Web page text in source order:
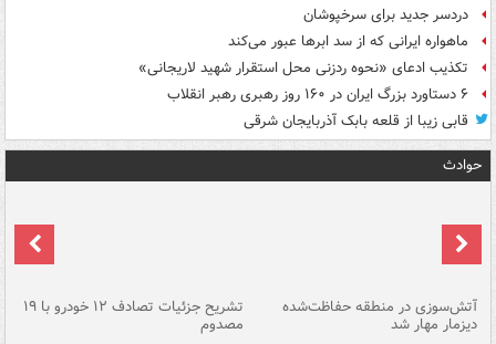
دردسر جدید برای سرخپوشان
ماهواره ایرانی که از سد ابرها عبور می‌کند
تکذیب ادعای «نحوه ردزنی محل استقرار شهید لاریجانی»
۶ دستاورد بزرگ ایران در ۱۶۰ روز رهبری رهبر انقلاب
قابی زیبا از قلعه بابک آذربایجان شرقی
حوادث
آتش‌سوزی در منطقه حفاظت‌شده
دیزمار مهار شد
تشریح جزئیات تصادف ۱۲ خودرو با ۱۹
مصدوم